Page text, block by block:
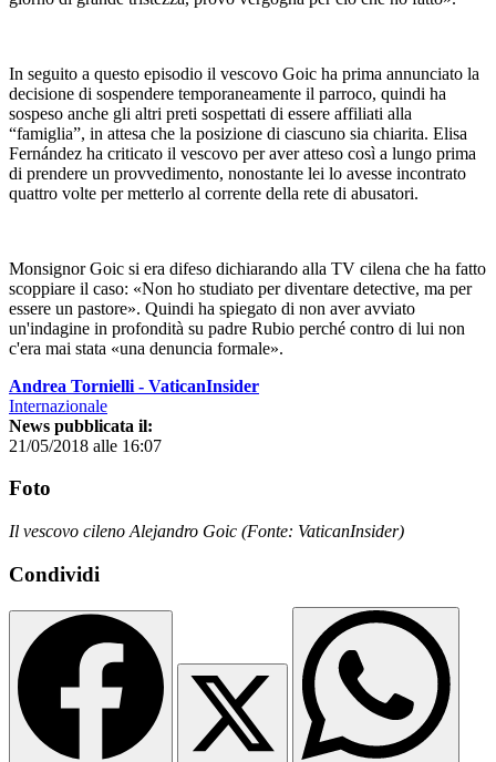
In seguito a questo episodio il vescovo Goic ha prima annunciato la
decisione di sospendere temporaneamente il parroco, quindi ha
sospeso anche gli altri preti sospettati di essere affiliati alla
“famigliaˮ, in attesa che la posizione di ciascuno sia chiarita. Elisa
Fernández ha criticato il vescovo per aver atteso così a lungo prima
di prendere un provvedimento, nonostante lei lo avesse incontrato
quattro volte per metterlo al corrente della rete di abusatori.
Monsignor Goic si era difeso dichiarando alla TV cilena che ha fatto
scoppiare il caso: «Non ho studiato per diventare detective, ma per
essere un pastore». Quindi ha spiegato di non aver avviato
un'indagine in profondità su padre Rubio perché contro di lui non
c'era mai stata «una denuncia formale».
Andrea Tornielli - VaticanInsider
Internazionale
News pubblicata il:
21/05/2018 alle 16:07
Foto
Il vescovo cileno Alejandro Goic (Fonte: VaticanInsider)
Condividi